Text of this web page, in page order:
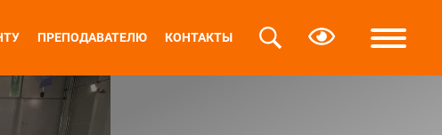
ПРЕПОДАВАТЕЛЮ КОНТАКТЫ